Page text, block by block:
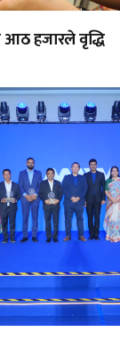
हजारले वृद्धि